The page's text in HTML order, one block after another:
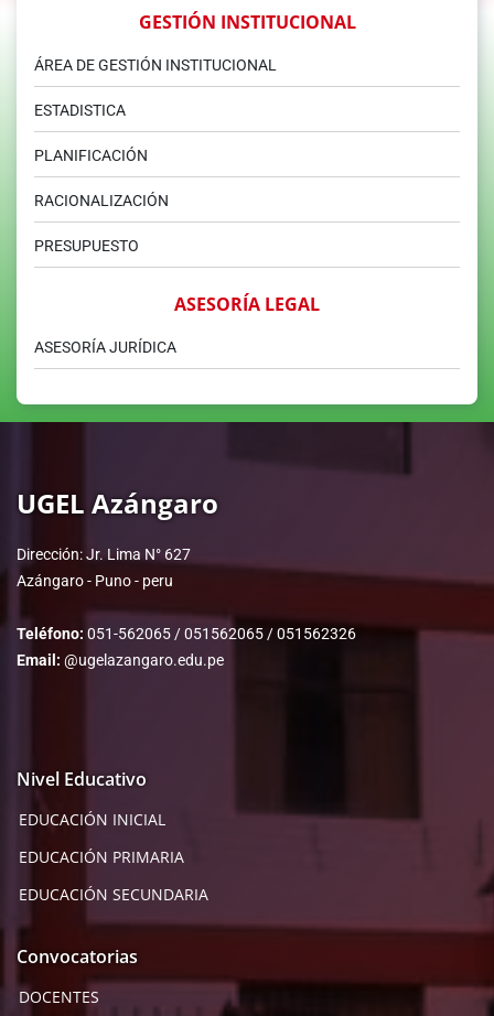
GESTIÓN INSTITUCIONAL
ÁREA DE GESTIÓN INSTITUCIONAL
ESTADISTICA
PLANIFICACIÓN
RACIONALIZACIÓN
PRESUPUESTO
ASESORÍA LEGAL
ASESORÍA JURÍDICA
UGEL Azángaro
Dirección: Jr. Lima N° 627
Azángaro - Puno - peru
Teléfono: 051-562065 / 051562065 / 051562326
Email: @ugelazangaro.edu.pe
Nivel Educativo
EDUCACIÓN INICIAL
EDUCACIÓN PRIMARIA
EDUCACIÓN SECUNDARIA
Convocatorias
DOCENTES